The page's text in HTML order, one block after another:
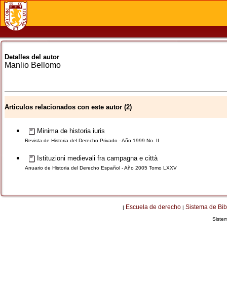
Detalles del autor
Manlio Bellomo
Articulos relacionados con este autor (2)
Minima de historia iuris
Revista de Historia del Derecho Privado - Año 1999 No. II
Istituzioni medievali fra campagna e città
Anuario de Historia del Derecho Español - Año 2005 Tomo LXXV
| Escuela de derecho | Sistema de